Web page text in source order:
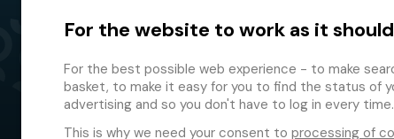
План территории
For the website to work as it
For the best possible web experience - to make
basket, to make it easy for you to find the status of
advertising and so you don't have to log in every time.
This is why we need your consent to processing of